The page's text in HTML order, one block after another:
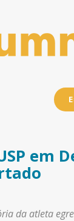
em
da atleta